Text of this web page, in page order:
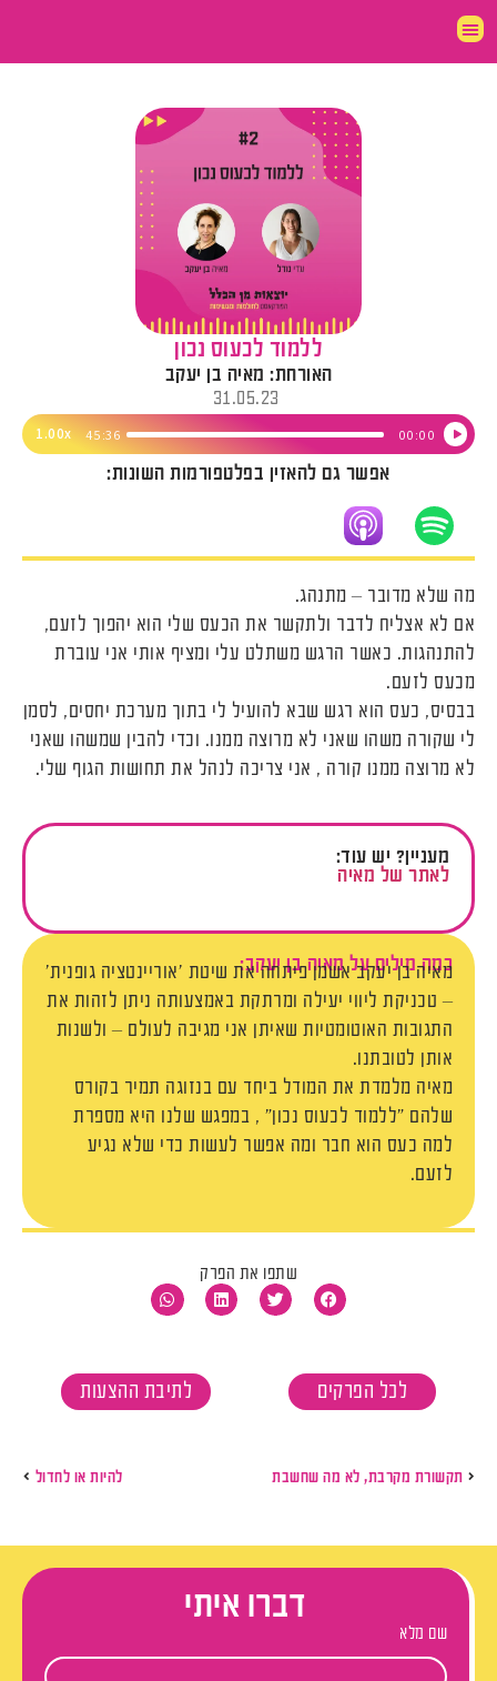
ללמוד לכעוס נכון
האורחת: מאיה בן יעקב
31.05.23
נגן
00:00
45:36
1.00x
אפשר גם להאזין בפלטפורמות השונות:
מה שלא מדובר – מתנהג.
אם לא אצליח לדבר ולתקשר את הכעס שלי הוא יהפוך לזעם,
להתנהגות. כאשר הרגש משתלט עלי ומציף אותי אני עוברת
מכעס לזעם.
בבסיס, כעס הוא רגש שבא להועיל לי בתוך מערכת יחסים, לסמן
לי שקורה משהו שאני לא מרוצה ממנו. וכדי להבין שמשהו שאני
לא מרוצה ממנו קורה , אני צריכה לנהל את תחושות הגוף שלי.
מעניין? יש עוד:
לאתר של מאיה
כמה מילים על מאיה בן יעקב:
מאיה בן יעקב אשמן פיתחה את שיטת 'אוריינטציה גופנית'
– טכניקת ליווי יעילה ומרתקת באמצעותה ניתן לזהות את
התגובות האוטומטיות שאיתן אני מגיבה לעולם – ולשנות
אותן לטובתנו.
מאיה מלמדת את המודל ביחד עם בנזוגה תמיר בקורס
שלהם "ללמוד לכעוס נכון" , במפגש שלנו היא מספרת
למה כעס הוא חבר ומה אפשר לעשות כדי שלא נגיע
לזעם.
שתפו את הפרק
לכל הפרקים לתיבת ההצעות
תקשורת מקרבת, לא מה שחשבת להיות או לחדול
דברו איתי
שם מלא